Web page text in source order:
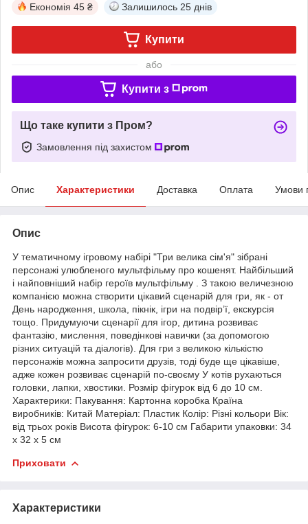
Економія 45 ₴ Залишилось 25 днів
Купити
або
Купити з
Що таке купити з Пром?
Замовлення під захистом
Опис Характеристики Доставка Оплата Умови
Опис
У тематичному ігровому набірі "Три велика сім'я" зібрані
персонажі улюбленого мультфільму про кошенят. Найбільший
і найповніший набір героїв мультфільму . З такою величезною
компанією можна створити цікавий сценарій для гри, як - от
День народження, школа, пікнік, ігри на подвір’ї, екскурсія
тощо. Придумуючи сценарії для ігор, дитина розвиває
фантазію, мислення, поведінкові навички (за допомогою
різних ситуацій та діалогів). Для гри з великою кількістю
персонажів можна запросити друзів, тоді буде ще цікавіше,
адже кожен розвиває сценарій по-своєму У котів рухаються
головки, лапки, хвостики. Розмір фігурок від 6 до 10 см.
Характерики: Пакування: Картонна коробка Країна
виробників: Китай Матеріал: Пластик Колір: Різні кольори Вік:
від трьох років Висота фігурок: 6-10 см Габарити упаковки: 34
х 32 х 5 см
Приховати
Характеристики